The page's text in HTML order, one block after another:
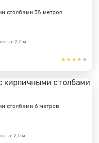
столбами 38 метров
2,0 м
столбами 6 метров
2,0 м